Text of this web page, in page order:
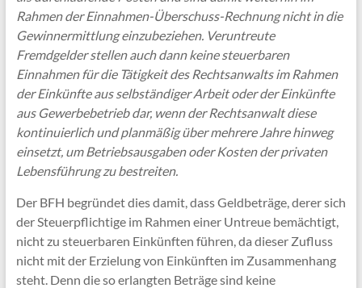
Rahmen der Einnahmen-Überschuss-Rechnung nicht in die
Gewinnermittlung einzubeziehen. Veruntreute
Fremdgelder stellen auch dann keine steuerbaren
Einnahmen für die Tätigkeit des Rechtsanwalts im Rahmen
der Einkünfte aus selbständiger Arbeit oder der Einkünfte
aus Gewerbebetrieb dar, wenn der Rechtsanwalt diese
kontinuierlich und planmäßig über mehrere Jahre hinweg
einsetzt, um Betriebsausgaben oder Kosten der privaten
Lebensführung zu bestreiten.
Der BFH begründet dies damit, dass Geldbeträge, derer sich
der Steuerpflichtige im Rahmen einer Untreue bemächtigt,
nicht zu steuerbaren Einkünften führen, da dieser Zufluss
nicht mit der Erzielung von Einkünften im Zusammenhang
steht. Denn die so erlangten Beträge sind keine